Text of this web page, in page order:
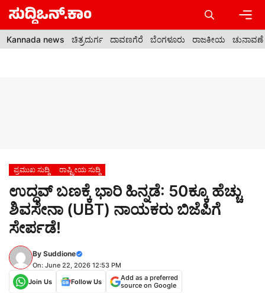
Skip
content
Kannada news ಚಿತ್ರದುರ್ಗ ದಾವಣಗೆರೆ ಬೆಂಗಳೂರು ರಾಜಕೀಯ ಚುನಾವಣೆ
ಪ್ರಮುಖ ಸುದ್ದಿ ರಾಷ್ಟ್ರೀಯ ಸುದ್ದಿ
ಉದ್ಧವ್ ಬಣಕ್ಕೆ ಭಾರಿ ಹಿನ್ನಡೆ: 50ಕ್ಕೂ ಹೆಚ್ಚು
ಶಿವಸೇನಾ (UBT) ನಾಯಕರು ಬಿಜೆಪಿಗೆ
ಸೇರ್ಪಡೆ!
By Suddione
On: June 22, 2026 12:53 PM
Join Us
Follow Us
Add as a preferred
source on Google